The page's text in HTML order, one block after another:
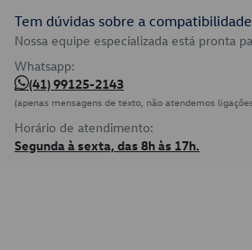
Tem dúvidas sobre a
Nossa equipe especializada está pronta
Whatsapp:
(41) 99125-2143
(apenas mensagens de texto, não atendemos
Horário de atendimento:
Segunda à sexta, das 8h às 17h.